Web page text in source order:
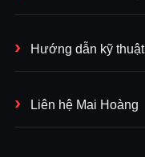
Hướng dẫn kỹ thuật
Liên hệ Mai Hoàng